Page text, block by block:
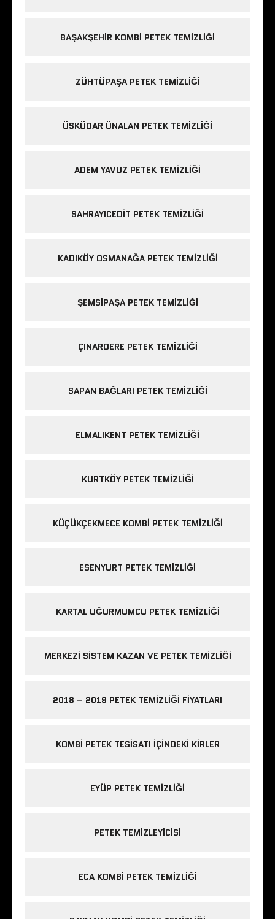
BAŞAKŞEHIR KOMBI PETEK TEMIZLIĞI
ZÜHTÜPAŞA PETEK TEMIZLIĞI
ÜSKÜDAR ÜNALAN PETEK TEMIZLIĞI
ADEM YAVUZ PETEK TEMIZLIĞI
SAHRAYICEDIT PETEK TEMIZLIĞI
KADIKÖY OSMANAĞA PETEK TEMIZLIĞI
ŞEMSIPAŞA PETEK TEMIZLIĞI
ÇINARDERE PETEK TEMIZLIĞI
SAPAN BAĞLARI PETEK TEMIZLIĞI
ELMALIKENT PETEK TEMIZLIĞI
KURTKÖY PETEK TEMIZLIĞI
KÜÇÜKÇEKMECE KOMBI PETEK TEMIZLIĞI
ESENYURT PETEK TEMIZLIĞI
KARTAL UĞURMUMCU PETEK TEMIZLIĞI
MERKEZI SISTEM KAZAN VE PETEK TEMIZLIĞI
2018 – 2019 PETEK TEMIZLIĞI FIYATLARI
KOMBI PETEK TESISATI IÇINDEKI KIRLER
EYÜP PETEK TEMIZLIĞI
PETEK TEMIZLEYICISI
ECA KOMBI PETEK TEMIZLIĞI